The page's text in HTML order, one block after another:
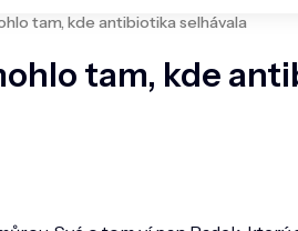
tam, kde antibiotika selhávala
tam, kde